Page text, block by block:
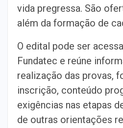
vida pregressa. São
além da formação de
O edital pode ser
Fundatec e reúne
realização das provas,
inscrição, conteúdo
exigências nas etapas
de outras orientações